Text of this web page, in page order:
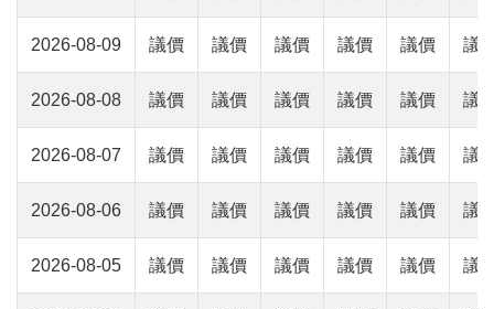
2026-08-09 議價 議價 議價 議價 議價 議
2026-08-08 議價 議價 議價 議價 議價 議
2026-08-07 議價 議價 議價 議價 議價 議
2026-08-06 議價 議價 議價 議價 議價 議
2026-08-05 議價 議價 議價 議價 議價 議